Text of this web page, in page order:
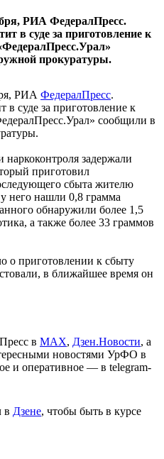
РИА ФедералПресс.
в суде за приготовление к
прокуратуры.
РИА ФедералПресс.
в суде за приготовление к
сообщили в
задержали
приготовил
сбыта жителю
него нашли 0,8 грамма
обнаружили более 1,5
а также более 33 граммов
о приготовлении к сбыту
в ближайшее время он
в МАХ, Дзен.Новости, а
новостями УрФО в
и оперативное — в telegram-
в Дзене, чтобы быть в курсе